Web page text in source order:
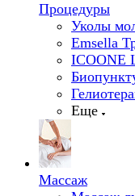
Процедуры
Уколы
Emsella
ICOONE
Еще
Массаж